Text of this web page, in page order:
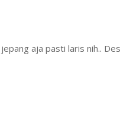
aja pasti laris nih..